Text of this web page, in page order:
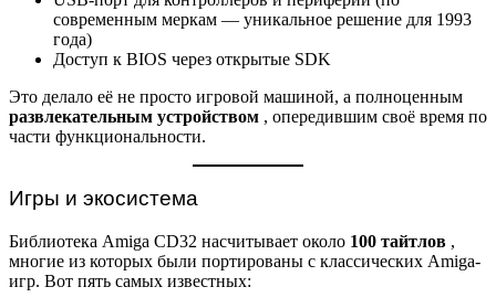
современным меркам — уникальное решение для 1993
года)
Доступ к BIOS через открытые SDK
Это делало её не просто игровой машиной, а полноценным
развлекательным устройством , опередившим своё время по
части функциональности.
Игры и экосистема
Библиотека Amiga CD32 насчитывает около 100 тайтлов ,
многие из которых были портированы с классических Amiga-
игр. Вот пять самых известных: